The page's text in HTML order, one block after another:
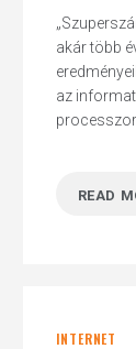
akár több
az
processzor
READ
INTERNET